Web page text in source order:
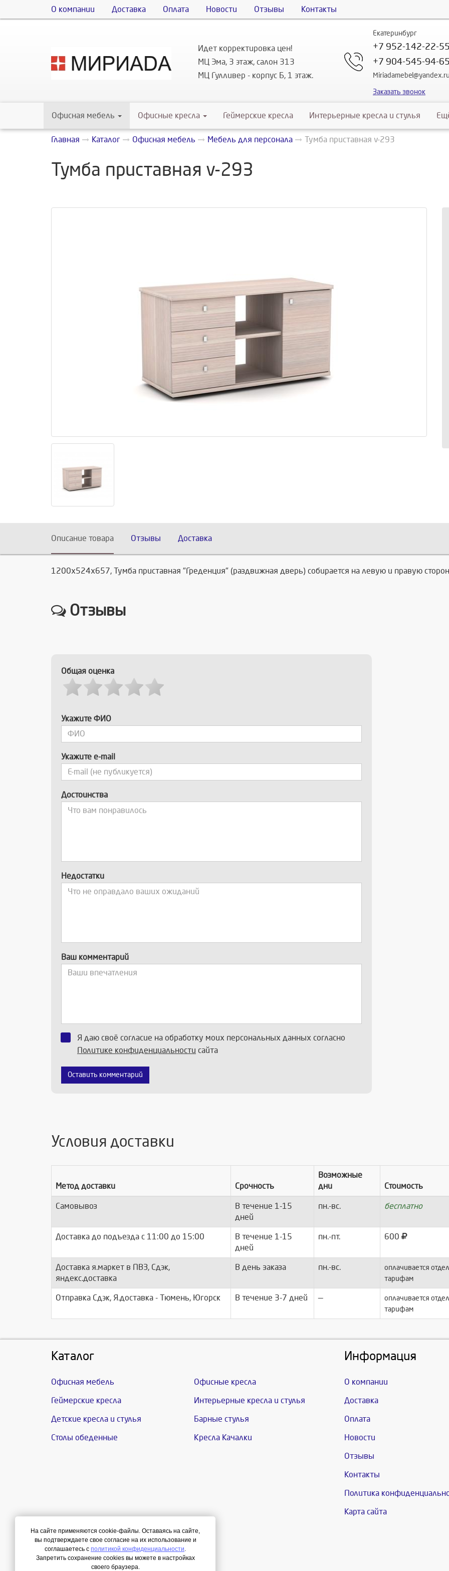
О компании Доставка Оплата Новости Отзывы Контакты
Идет корректировка цен!
МЦ Эма, 3 этаж, салон 313
МЦ Гулливер - корпус Б, 1 этаж.
Екатеринбург
+7 952-142-22-
+7 904-545-94-
Заказать звонок
Офисная мебель Офисные кресла Геймерские кресла Интерьерные кресла и стулья
Главная Каталог Офисная мебель Мебель для персонала Тумба приставная v-293
Тумба приставная v-293
Описание товара Отзывы Доставка
1200х524х657, Тумба приставная "Греденция" (раздвижная дверь) собирается на левую и правую
Отзывы
Общая оценка
Укажите ФИО
Укажите e-mail
Достоинства
Недостатки
Ваш комментарий
Я даю своё согласие на обработку моих персональных данных согласно
Политике конфиденциальности сайта
Оставить комментарий
Условия доставки
Метод доставки Срочность
Возможные
дни
Стоимость
Самовывоз
В течение 1-15
дней
пн.-вс. бесплатно
Доставка до подъезда c 11:00 до 15:00
В течение 1-15
дней
пн.-пт. 600
Доставка я.маркет в ПВЗ, Сдэк,
яндекс.доставка
В день заказа пн.-вс.
оплачивается
тарифам
Отправка Сдэк, Я.доставка - Тюмень, Югорск В течение 3-7 дней —
оплачивается
тарифам
Каталог
Офисная мебель Офисные кресла
Геймерские кресла Интерьерные кресла и стулья
Детские кресла и стулья Барные стулья
Столы обеденные Кресла Качалки
Информация
О компании
Доставка
Оплата
Новости
Отзывы
Контакты
Политика
Карта сайта
На сайте применяются cookie-файлы. Оставаясь на сайте,
вы подтверждаете свое согласие на их использование и
соглашаетесь с политикой конфиденциальности.
Запретить сохранение cookies вы можете в настройках
своего браузера.